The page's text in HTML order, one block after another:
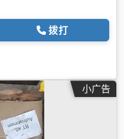
拨打
小广告